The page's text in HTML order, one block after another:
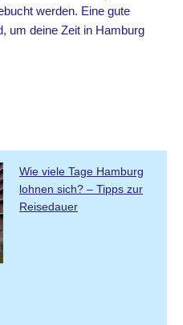
werden. Eine gute
um deine Zeit in Hamburg
Wie viele Tage Hamburg
lohnen sich? – Tipps zur
Reisedauer